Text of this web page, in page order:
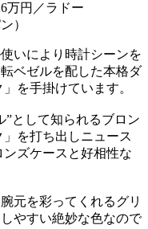
万円／ラドー
）
いにより時計シーンを
ベゼルを配した本格ダ
を手掛けています。
”として知られるブロン
を打ち出しニュース
ズケースと好相性な
元を彩ってくれるグリ
やすい絶妙な色なので